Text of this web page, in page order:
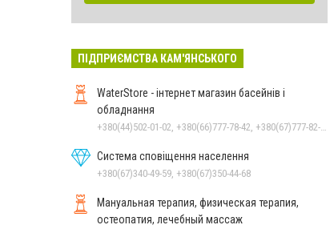
ПІДПРИЄМСТВА КАМ'ЯНСЬКОГО
WaterStore - інтернет магазин басейнів і
обладнання
Система сповіщення населення
+380(67)340-49-59, +380(67)350-44-68
Мануальная терапия, физическая терапия,
остеопатия, лечебный массаж